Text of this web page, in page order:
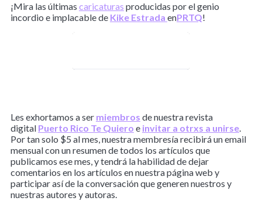
¡Mira las últimas caricaturas producidas por el genio
incordio e implacable de Kike Estrada enPRTQ!
Les exhortamos a ser miembros de nuestra revista
digital Puerto Rico Te Quiero e invitar a otrxs a unirse.
Por tan solo $5 al mes, nuestra membresía recibirá un email
mensual con un resumen de todos los artículos que
publicamos ese mes, y tendrá la habilidad de dejar
comentarios en los artículos en nuestra página web y
participar así de la conversación que generen nuestros y
nuestras autores y autoras.